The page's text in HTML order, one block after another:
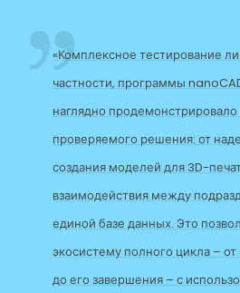
«Комплексное тестирование
частности, программы
наглядно
проверяемого решения: от
создания моделей для 3D-
взаимодействия между
единой базе данных. Это
экосистему полного цикла –
до его завершения – с